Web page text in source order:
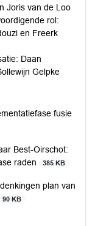
Joris van de Loo
rol:
en Freerk
Daan
Gelpke
fusie
Best-Oirschot:
raden
385 KB
plan van
90 KB